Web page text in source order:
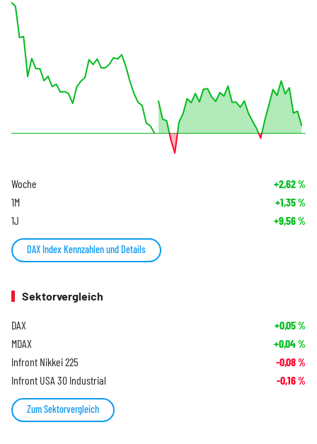
Woche +2,62%
1M +1,35%
1J +9,56%
DAX Index Kennzahlen und Details
Sektorvergleich
DAX +0,05%
MDAX +0,04%
Infront Nikkei 225 -0,08%
Infront USA 30 Industrial -0,16%
Zum Sektorvergleich